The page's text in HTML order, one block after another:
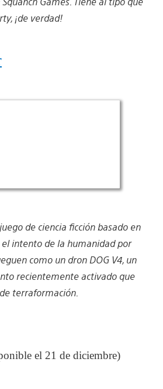
¡de verdad!
de ciencia ficción basado en
intento de la humanidad por
como un dron DOG V4, un
recientemente activado que
terraformación.
el 21 de diciembre)